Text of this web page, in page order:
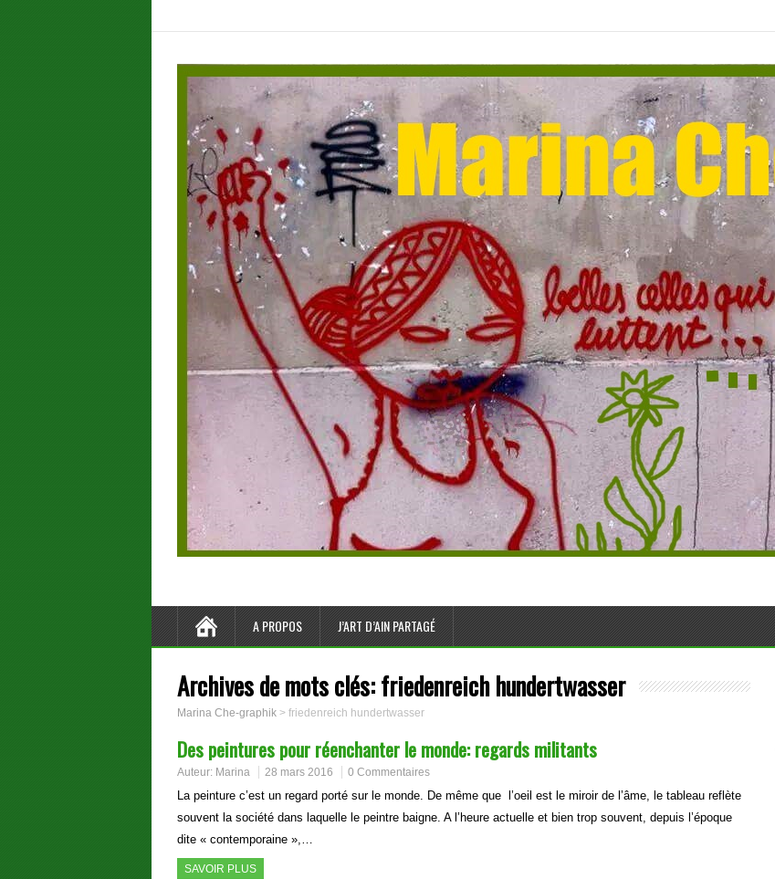
A PROPOS J’ART D’AIN PARTAGÉ
Archives de mots clés:friedenreich hundertwasser
Marina Che-graphik > friedenreich hundertwasser
Des peintures pour réenchanter le monde: regards militants
Auteur: Marina 28 mars 2016 0 Commentaires
La peinture c’est un regard porté sur le monde. De même que l’oeil est le miroir de l’âme, le tableau reflète
souvent la société dans laquelle le peintre baigne. A l’heure actuelle et bien trop souvent, depuis l’époque
dite « contemporaine »,…
SAVOIR PLUS